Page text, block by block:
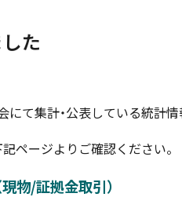
介
た
て集計・公表している統計情
ページよりご確認ください。
物/証拠金取引）